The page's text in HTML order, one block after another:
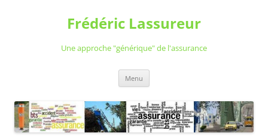
Frédéric Lassureur
Une approche "générique" de l'assurance
Menu